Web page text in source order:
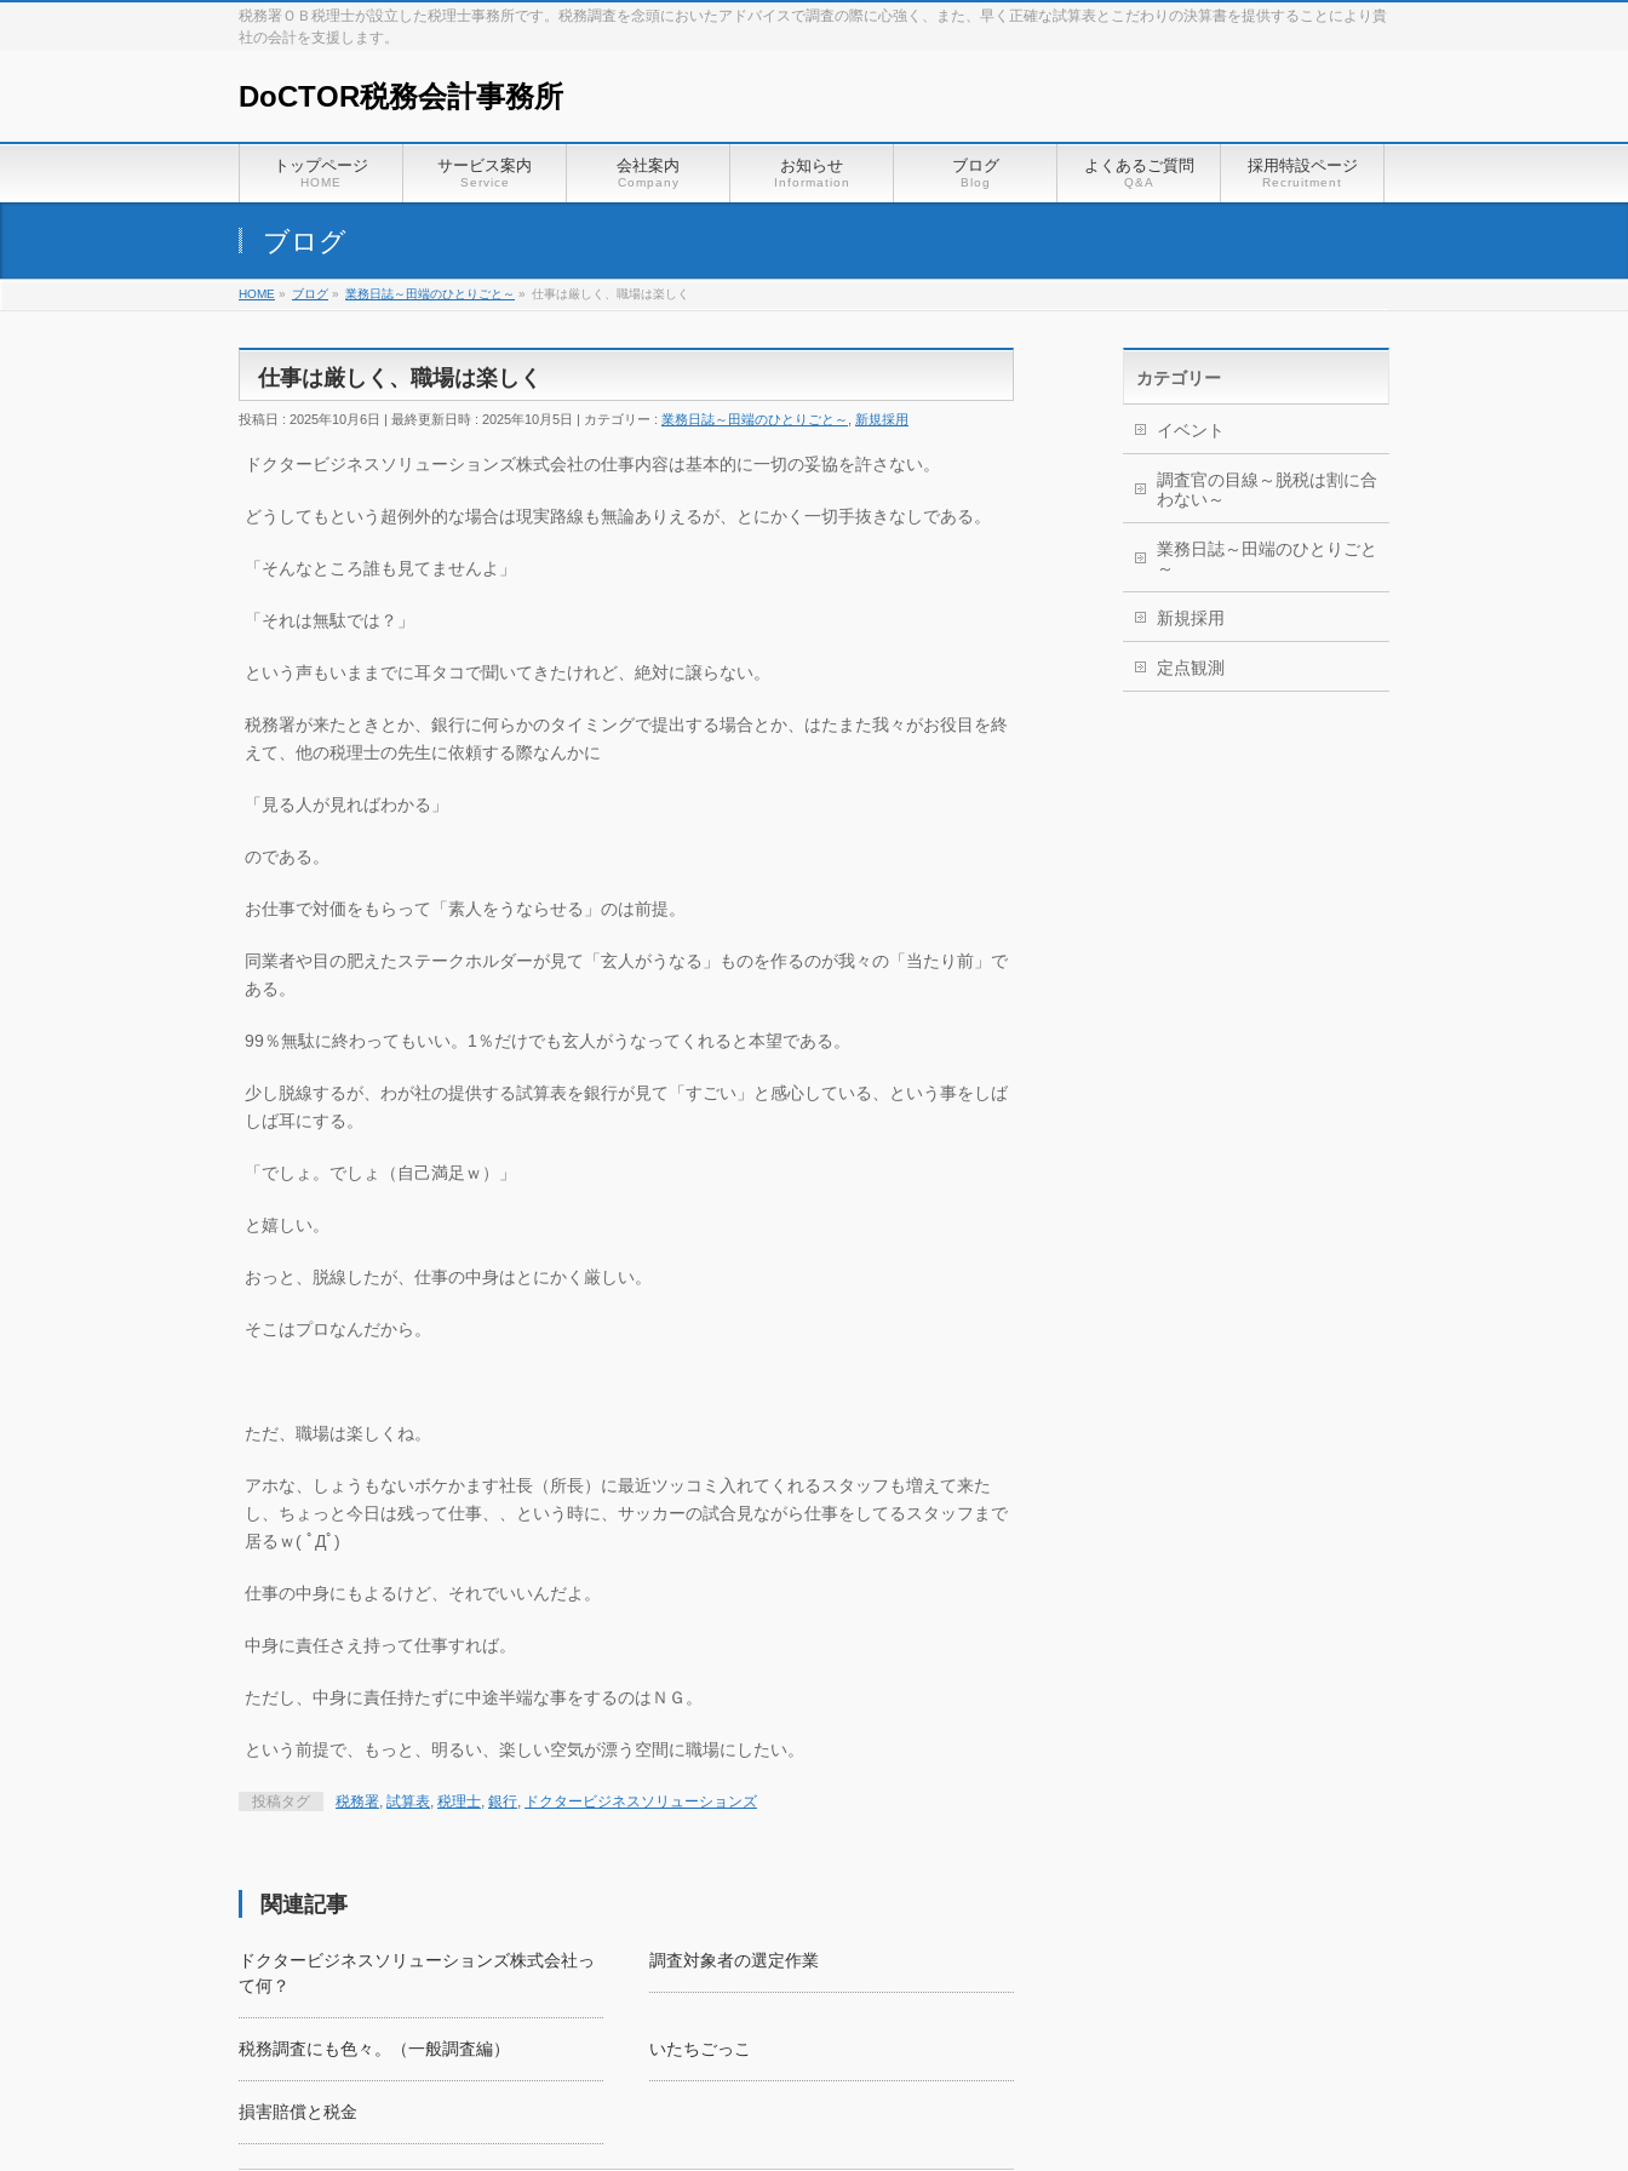
税務署ＯＢ税理士が設立した税理士事務所です。税務調査を念頭においたアドバイスで調査の際に心強く、また、早く正確な試算表とこだわりの決算書を提供することにより貴
社の会計を支援します。
DoCTOR税務会計事務所
トップページ
HOME
サービス案内
Service
会社案内
Company
お知らせ
Information
ブログ
Blog
よくあるご質問
Q&A
採用特設ページ
Recruitment
ブログ
HOME » ブログ » 業務日誌～田端のひとりごと～ » 仕事は厳しく、職場は楽しく
仕事は厳しく、職場は楽しく
投稿日 : 2025年10月6日 最終更新日時 : 2025年10月5日 カテゴリー : 業務日誌～田端のひとりごと～ 新規採用
ドクタービジネスソリューションズ株式会社の仕事内容は基本的に一切の妥協を許さない。
どうしてもという超例外的な場合は現実路線も無論ありえるが、とにかく一切手抜きなしである。
「そんなところ誰も見てませんよ」
「それは無駄では？」
という声もいままでに耳タコで聞いてきたけれど、絶対に譲らない。
税務署が来たときとか、銀行に何らかのタイミングで提出する場合とか、はたまた我々がお役目を終
えて、他の税理士の先生に依頼する際なんかに
「見る人が見ればわかる」
のである。
お仕事で対価をもらって「素人をうならせる」のは前提。
同業者や目の肥えたステークホルダーが見て「玄人がうなる」ものを作るのが我々の「当たり前」で
ある。
99％無駄に終わってもいい。1％だけでも玄人がうなってくれると本望である。
少し脱線するが、わが社の提供する試算表を銀行が見て「すごい」と感心している、という事をしば
しば耳にする。
「でしょ。でしょ（自己満足ｗ）」
と嬉しい。
おっと、脱線したが、仕事の中身はとにかく厳しい。
そこはプロなんだから。
ただ、職場は楽しくね。
アホな、しょうもないボケかます社長（所長）に最近ツッコミ入れてくれるスタッフも増えて来た
し、ちょっと今日は残って仕事、、という時に、サッカーの試合見ながら仕事をしてるスタッフまで
居るｗ( ﾟДﾟ)
仕事の中身にもよるけど、それでいいんだよ。
中身に責任さえ持って仕事すれば。
ただし、中身に責任持たずに中途半端な事をするのはＮＧ。
という前提で、もっと、明るい、楽しい空気が漂う空間に職場にしたい。
投稿タグ 税務署, 試算表, 税理士, 銀行, ドクタービジネスソリューションズ
関連記事
ドクタービジネスソリューションズ株式会社っ
て何？
調査対象者の選定作業
税務調査にも色々。（一般調査編） いたちごっこ
損害賠償と税金
カテゴリー
イベント
調査官の目線～脱税は割に合
わない～
業務日誌～田端のひとりごと
～
新規採用
定点観測